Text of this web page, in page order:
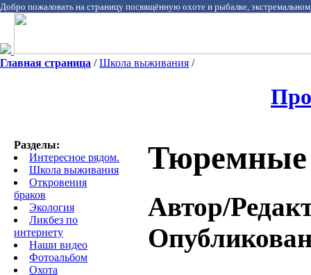
Добро пожаловать на страницу посвящённую охоте и рыбалке,
Главная страница /Школа выживания /
Разделы:
Интересное рядом.
Школа выживания
Откровения
браков
Экология
Ликбез по
интернету
Наши видео
Фотоальбом
Охота
Автор/